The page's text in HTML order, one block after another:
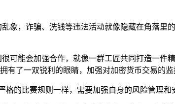
象，诈骗、洗钱等违法活动就像隐藏在角落里
可能会加强合作，就像一群工匠共同打造一件
了一双锐利的眼睛，加强对加密货币交易的监
的比赛规则一样，需要加强自身的风险管理和